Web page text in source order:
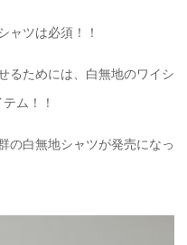
ャツは必須！！
るためには、白無地のワイシ
ム！！
の白無地シャツが発売になっ